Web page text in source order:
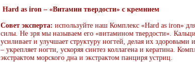
Hard as iron – «Витамин твердости» с кремнием
Совет эксперта: используйте наш Комплекс «Hard as iron»
силы. Не зря мы называем его «витамином твердости».
усиливает и улучшает структуру ногтей, делая их
– укрепляет ногти, ускоряя синтез коллагена и кератина.
экстрактом морского дна и экстрактом панциря устриц.